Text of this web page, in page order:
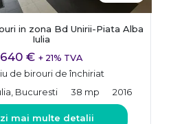
in zona Bd Unirii-Piata Alba
Iulia
640 € + 21% TVA
de birouri de închiriat
Bucuresti
38 mp 2016
mai multe detalii